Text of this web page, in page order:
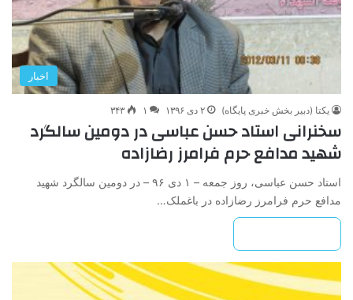
اخبار
یکتا (دبیر بخش خبری پایگاه) ۲ دی ۱۳۹۶ ۱ ۳۴۳
سخنرانی استاد حسن عباسی در دومین سالگرد
شهید مدافع حرم فرامرز رضازاده
استاد حسن عباسی، روز جمعه – ۱ دی ۹۶ – در دومین سالگرد شهید
مدافع حرم فرامرز رضازاده در باغملک…